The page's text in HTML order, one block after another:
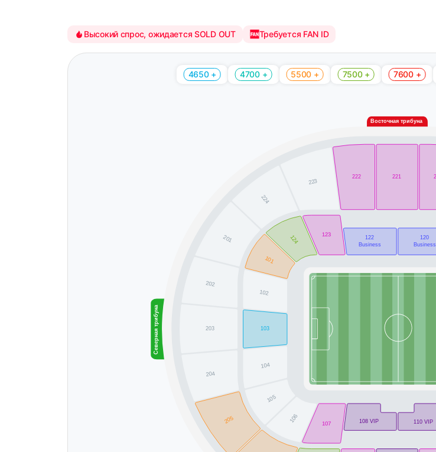
Высокий спрос, ожидается SOLD OUT Требуется FAN ID
4650 + 4700 + 5500 + 7500 + 7600 +
Северная трибуна
Восточная трибуна
221
222
122
Business
120
Business
108 VIP 110 VIP
223
107
123
124
224
106
201
102
202
203
204
205
103
104
105
101